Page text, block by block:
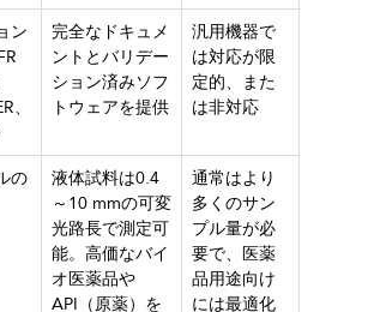
ン
、
完全なドキュメ
ントとバリデー
ション済みソフ
トウェアを提供
汎用機器で
は対応が限
定的、また
は非対応
の
液体試料は0.4
～10 mmの可変
光路長で測定可
能。高価なバイ
オ医薬品や
API（原薬）を
通常はより
多くのサン
プル量が必
要で、医薬
品用途向け
には最適化